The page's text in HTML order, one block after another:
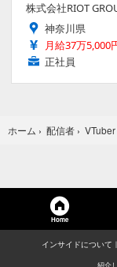
株式会社RIOT
神奈川県
月給37万5,000
正社員
ホーム › 配信者 › VTuber
Home
インサイドについて
紹介